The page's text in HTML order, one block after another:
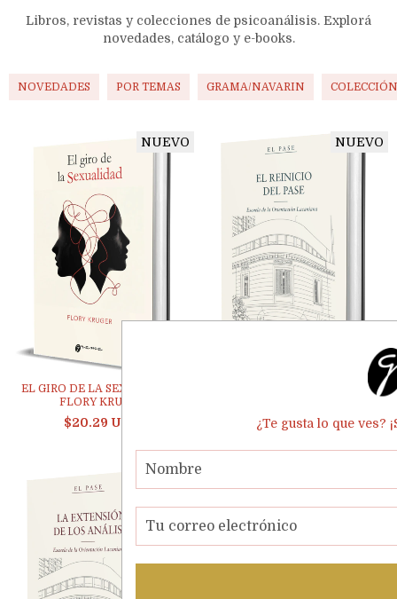
Libros, revistas y colecciones de psicoanálisis. Explorá
novedades, catálogo y e-books.
NOVEDADES POR TEMAS GRAMA/NAVARIN
NUEVO
EL GIRO DE LA SEXUALIDAD.
FLORY KRUGER
$20.29 USD
NUEVO
$18.93 USD
NUEVO
¿Te gusta lo que ves?